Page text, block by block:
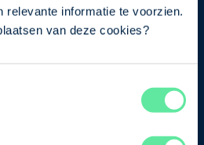
relevante informatie te voorzien.
van deze cookies?